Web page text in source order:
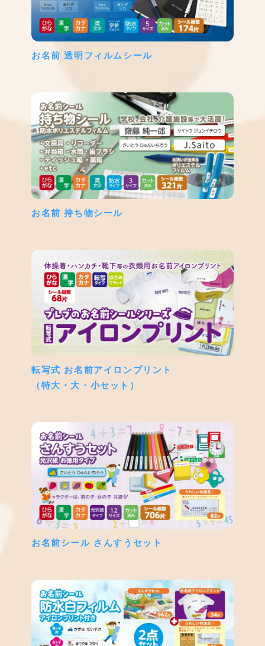
お名前 透明フィルムシール
お名前 持ち物シール
転写式 お名前アイロンプリント
（特大・大・小セット）
お名前シール さんすうセット